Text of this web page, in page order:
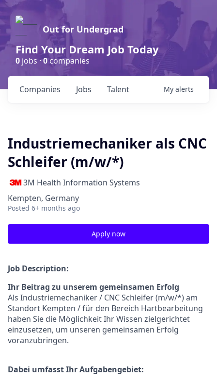
Out for Undergrad
Find Your Dream Job Today
0 jobs ·0companies
Jobs
Companies Talent My alerts
Industriemechaniker als CNC
Schleifer (m/w/*)
3M Health Information Systems
Kempten, Germany
Posted 6+ months ago
Apply now
Job Description:
Ihr Beitrag zu unserem gemeinsamen Erfolg
Als Industriemechaniker / CNC Schleifer(m/w/*)am
Standort Kempten / für den Bereich Hartbearbeitung
haben Sie die Möglichkeit Ihr Wissen zielgerichtet
einzusetzen, um unseren gemeinsamen Erfolg
voranzubringen.
Dabei umfasst Ihr Aufgabengebiet: